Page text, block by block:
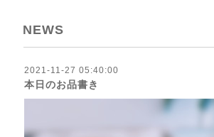
NEWS
2021-11-27 05:40:00
本日のお品書き